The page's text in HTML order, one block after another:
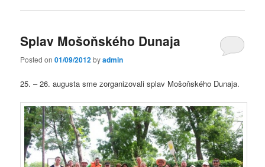
Splav Mošoňského Dunaja
Posted on01/09/2012byadmin
25. – 26. augusta sme zorganizovali splav Mošoňského Dunaja.